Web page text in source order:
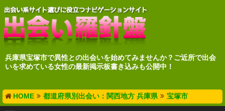
兵庫県宝塚市で異性との出会いを始めてみませんか？ご近所で出会
いを求めている女性の最新掲示板書き込みも公開中！
HOME 都道府県別出会い：関西地方 兵庫県 宝塚市